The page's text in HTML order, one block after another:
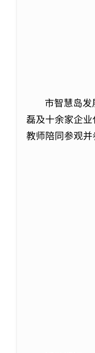
市智慧岛
磊及十余家企
教师陪同参观并